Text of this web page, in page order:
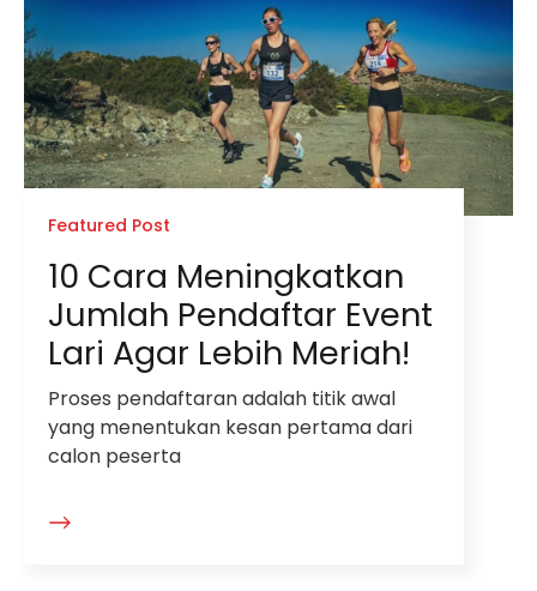
Featured Post
10 Cara Meningkatkan
Jumlah Pendaftar Event
Lari Agar Lebih Meriah!
Proses pendaftaran adalah titik awal
yang menentukan kesan pertama dari
calon peserta